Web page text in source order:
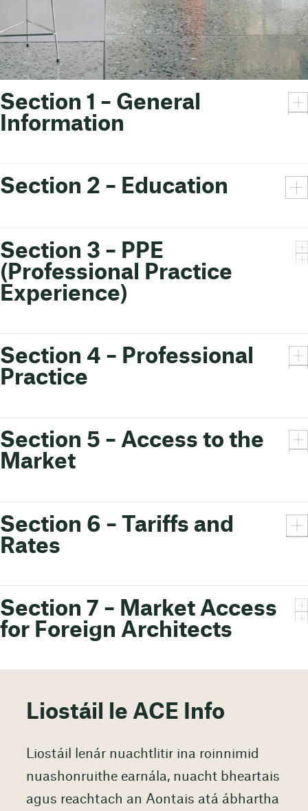
Section 1 – General
Information
Section 2 – Education
Section 3 – PPE
(Professional Practice
Experience)
Section 4 – Professional
Practice
Section 5 – Access to the
Market
Section 6 – Tariffs and
Rates
Section 7 – Market Access
for Foreign Architects
Liostáil le ACE Info
Liostáil lenár nuachtlitir ina roinnimid
nuashonruithe earnála, nuacht bheartais
agus reachtach an Aontais atá ábhartha